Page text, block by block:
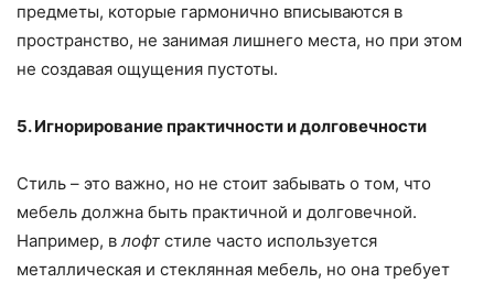
предметы, которые гармонично вписываются в
пространство, не занимая лишнего места, но при этом
не создавая ощущения пустоты.
5. Игнорирование практичности и долговечности
Стиль – это важно, но не стоит забывать о том, что
мебель должна быть практичной и долговечной.
Например, влофт стиле часто используется
металлическая и стеклянная мебель, но она требует